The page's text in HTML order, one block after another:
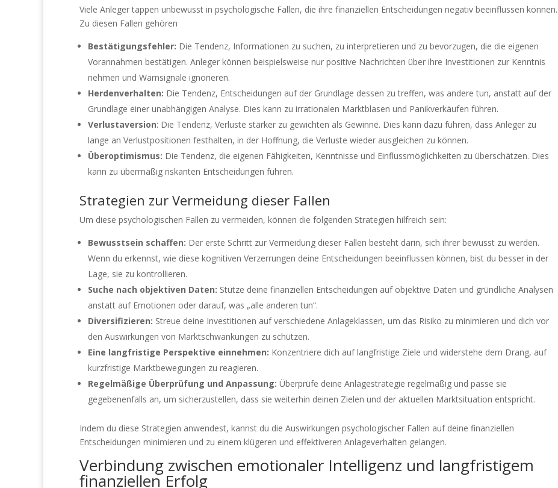
Viele Anleger tappen unbewusst in psychologische Fallen, die ihre finanziellen Entscheidungen negativ beeinflussen können.
Zu diesen Fallen gehören
Bestätigungsfehler: Die Tendenz, Informationen zu suchen, zu interpretieren und zu bevorzugen, die die eigenen
Vorannahmen bestätigen. Anleger können beispielsweise nur positive Nachrichten über ihre Investitionen zur Kenntnis
nehmen und Warnsignale ignorieren.
Herdenverhalten: Die Tendenz, Entscheidungen auf der Grundlage dessen zu treffen, was andere tun, anstatt auf der
Grundlage einer unabhängigen Analyse. Dies kann zu irrationalen Marktblasen und Panikverkäufen führen.
Verlustaversion: Die Tendenz, Verluste stärker zu gewichten als Gewinne. Dies kann dazu führen, dass Anleger zu
lange an Verlustpositionen festhalten, in der Hoffnung, die Verluste wieder ausgleichen zu können.
Überoptimismus: Die Tendenz, die eigenen Fähigkeiten, Kenntnisse und Einflussmöglichkeiten zu überschätzen. Dies
kann zu übermäßig riskanten Entscheidungen führen.
Strategien zur Vermeidung dieser Fallen
Um diese psychologischen Fallen zu vermeiden, können die folgenden Strategien hilfreich sein:
Bewusstsein schaffen: Der erste Schritt zur Vermeidung dieser Fallen besteht darin, sich ihrer bewusst zu werden.
Wenn du erkennst, wie diese kognitiven Verzerrungen deine Entscheidungen beeinflussen können, bist du besser in der
Lage, sie zu kontrollieren.
Suche nach objektiven Daten: Stütze deine finanziellen Entscheidungen auf objektive Daten und gründliche Analysen
anstatt auf Emotionen oder darauf, was „alle anderen tun“.
Diversifizieren: Streue deine Investitionen auf verschiedene Anlageklassen, um das Risiko zu minimieren und dich vor
den Auswirkungen von Marktschwankungen zu schützen.
Eine langfristige Perspektive einnehmen: Konzentriere dich auf langfristige Ziele und widerstehe dem Drang, auf
kurzfristige Marktbewegungen zu reagieren.
Regelmäßige Überprüfung und Anpassung: Überprüfe deine Anlagestrategie regelmäßig und passe sie
gegebenenfalls an, um sicherzustellen, dass sie weiterhin deinen Zielen und der aktuellen Marktsituation entspricht.
Indem du diese Strategien anwendest, kannst du die Auswirkungen psychologischer Fallen auf deine finanziellen
Entscheidungen minimieren und zu einem klügeren und effektiveren Anlageverhalten gelangen.
Verbindung zwischen emotionaler Intelligenz und langfristigem
finanziellen Erfolg